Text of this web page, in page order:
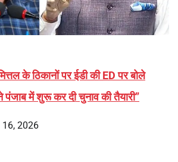
के ठिकानों पर ईडी की ED पर बोले
पंजाब में शुरू कर दी चुनाव की तैयारी’’
16, 2026